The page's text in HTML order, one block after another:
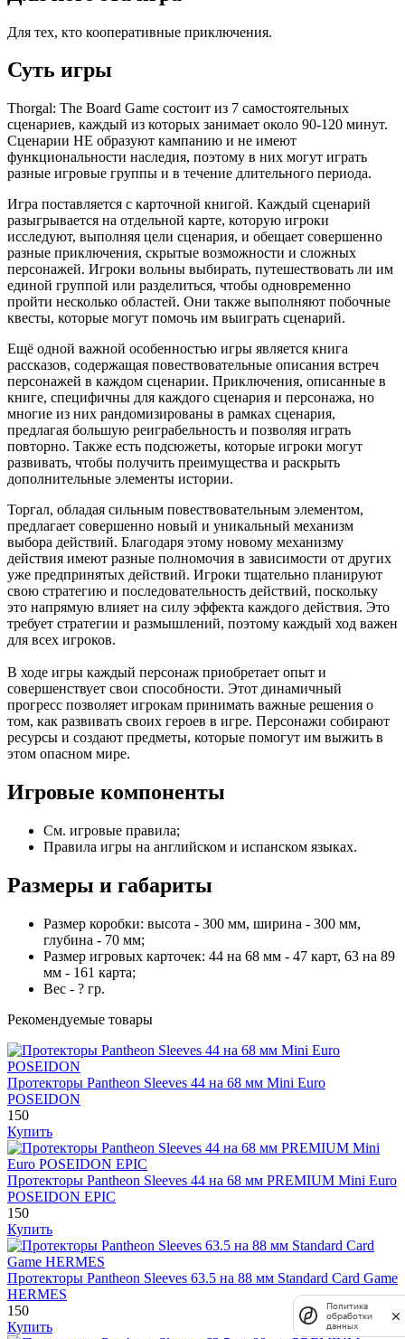
Для тех, кто кооперативные приключения.
Суть игры
Thorgal: The Board Game состоит из 7 самостоятельных
сценариев, каждый из которых занимает около 90-120 минут.
Сценарии НЕ образуют кампанию и не имеют
функциональности наследия, поэтому в них могут играть
разные игровые группы и в течение длительного периода.
Игра поставляется с карточной книгой. Каждый сценарий
разыгрывается на отдельной карте, которую игроки
исследуют, выполняя цели сценария, и обещает совершенно
разные приключения, скрытые возможности и сложных
персонажей. Игроки вольны выбирать, путешествовать ли им
единой группой или разделиться, чтобы одновременно
пройти несколько областей. Они также выполняют побочные
квесты, которые могут помочь им выиграть сценарий.
Ещё одной важной особенностью игры является книга
рассказов, содержащая повествовательные описания встреч
персонажей в каждом сценарии. Приключения, описанные в
книге, специфичны для каждого сценария и персонажа, но
многие из них рандомизированы в рамках сценария,
предлагая большую реиграбельность и позволяя играть
повторно. Также есть подсюжеты, которые игроки могут
развивать, чтобы получить преимущества и раскрыть
дополнительные элементы истории.
Торгал, обладая сильным повествовательным элементом,
предлагает совершенно новый и уникальный механизм
выбора действий. Благодаря этому новому механизму
действия имеют разные полномочия в зависимости от других
уже предпринятых действий. Игроки тщательно планируют
свою стратегию и последовательность действий, поскольку
это напрямую влияет на силу эффекта каждого действия. Это
требует стратегии и размышлений, поэтому каждый ход важен
для всех игроков.
В ходе игры каждый персонаж приобретает опыт и
совершенствует свои способности. Этот динамичный
прогресс позволяет игрокам принимать важные решения о
том, как развивать своих героев в игре. Персонажи собирают
ресурсы и создают предметы, которые помогут им выжить в
этом опасном мире.
Игровые компоненты
См. игровые правила;
Правила игры на английском и испанском языках.
Размеры и габариты
Размер коробки: высота - 300 мм, ширина - 300 мм,
глубина - 70 мм;
Размер игровых карточек: 44 на 68 мм - 47 карт, 63 на 89
мм - 161 карта;
Вес - ? гр.
Рекомендуемые товары
Протекторы Pantheon Sleeves 44 на 68 мм Mini Euro
POSEIDON
150
Купить
Протекторы Pantheon Sleeves 44 на 68 мм PREMIUM Mini Euro
POSEIDON EPIC
150
Купить
Протекторы Pantheon Sleeves 63.5 на 88 мм Standard Card Game
HERMES
150
Купить
Политика
обработки
данных